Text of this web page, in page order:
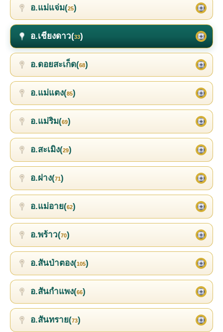
อ.แม่แจ่ม(25)
อ.เชียงดาว(33)
อ.ดอยสะเก็ด(68)
อ.แม่แตง(85)
อ.แม่ริม(69)
อ.สะเมิง(29)
อ.ฝาง(71)
อ.แม่อาย(62)
อ.พร้าว(70)
อ.สันป่าตอง(105)
อ.สันกำแพง(66)
อ.สันทราย(73)